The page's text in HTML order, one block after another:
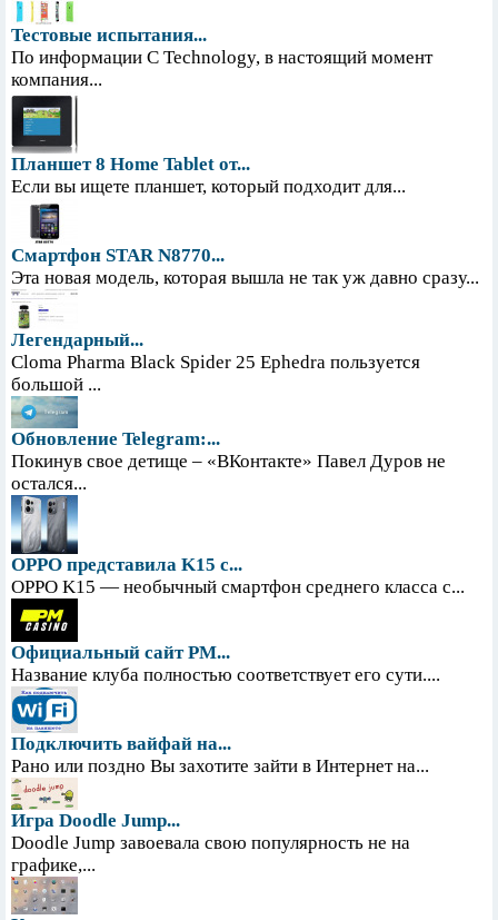
Тестовые испытания...
По информации С Technology, в настоящий момент
компания...
Планшет 8 Home Tablet от...
Если вы ищете планшет, который подходит для...
Смартфон STAR N8770...
Эта новая модель, которая вышла не так уж давно сразу...
Легендарный...
Cloma Pharma Black Spider 25 Ephedra пользуется
большой ...
Обновление Telegram:...
Покинув свое детище – «ВКонтакте» Павел Дуров не
остался...
OPPO представила K15 с...
OPPO K15 — необычный смартфон среднего класса с...
Официальный сайт PM...
Название клуба полностью соответствует его сути....
Подключить вайфай на...
Рано или поздно Вы захотите зайти в Интернет на...
Игра Doodle Jump...
Doodle Jump завоевала свою популярность не на
графике,...